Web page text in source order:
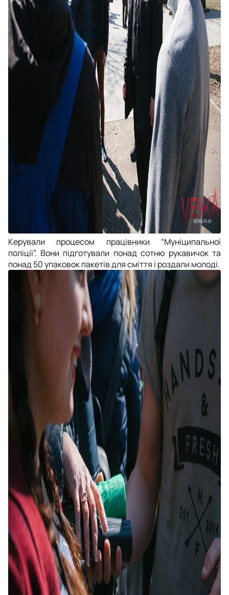
Керували процесом працівники “Муніципальної
поліції”. Вони підготували понад сотню рукавичок та
понад 50 упаковок пакетів для сміття і роздали молоді.